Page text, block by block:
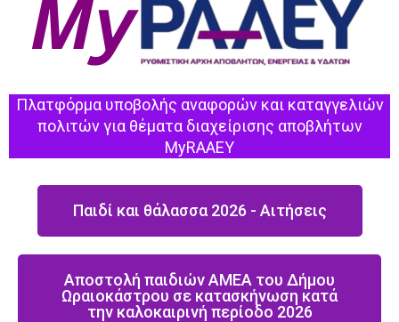
Πλατφόρμα υποβολής αναφορών και καταγγελιών
πολιτών για θέματα διαχείρισης αποβλήτων
MyRAAEY
Παιδί και θάλασσα 2026 - Αιτήσεις
Αποστολή παιδιών ΑΜΕΑ του Δήμου
Ωραιοκάστρου σε κατασκήνωση κατά
την καλοκαιρινή περίοδο 2026